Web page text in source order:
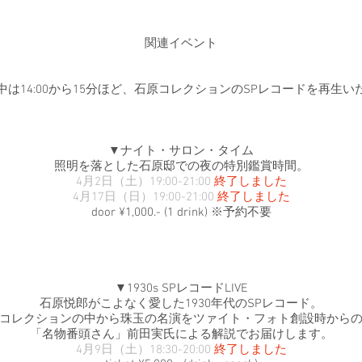
関連イベント
は14:00から15分ほど、石原コレクションのSPレコードを再生い
▼ナイト・サロン・タイム
照明を落とした石原邸での夜の特別鑑賞時間。
4月2日（土）19:00-21:00 終了しました
4月17日（日）19:00-21:00 終了しました
​door ¥1,000.- (1 drink) ※予約不要
▼1930s SPレコードLIVE
石原悦郎がこよなく愛した1930年代のSPレコード。
コレクションの中から珠玉の名演をツァイト・フォト創設時からの
「名物番頭さん」前田実氏による解説でお届けします。
4月9日（土）18:30-20:00 終了しました